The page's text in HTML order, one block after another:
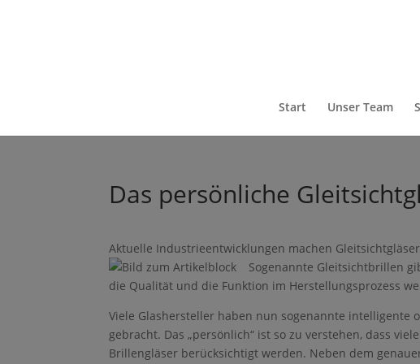
Start Unser Team
Das persönliche
Aktuelle Industrieentwicklungen machen
Sogenannte Gleitsichtbrillen
die Qualität und die Funktion im Herstellungsprozess
Viele Glashersteller haben nun sogenannte
gebracht. Das „persönlich“ ist so zu verstehen, dass
Brillengläser berücksichtigt werden. Neben dem